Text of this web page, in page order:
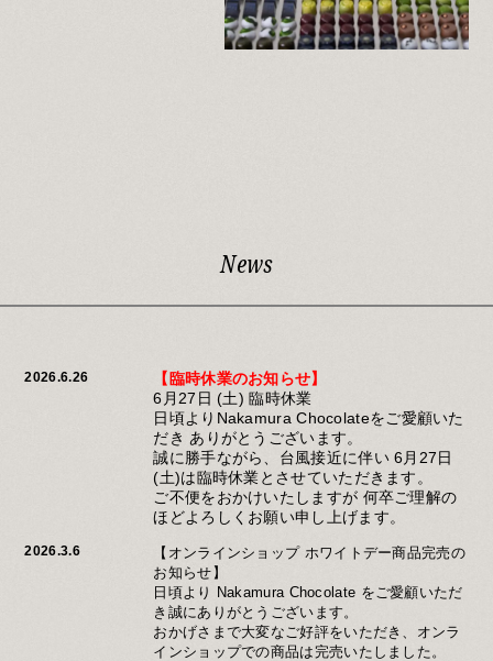
News
2026.6.26
【臨時休業のお知らせ】
6月27日 (土) 臨時休業
日頃よりNakamura Chocolateをご愛顧いた
だき ありがとうございます。
誠に勝手ながら、台風接近に伴い 6月27日
(土)は臨時休業とさせていただきます。
ご不便をおかけいたしますが 何卒ご理解の
ほどよろしくお願い申し上げます。
2026.3.6
【オンラインショップ ホワイトデー商品完売の
お知らせ】
日頃より Nakamura Chocolate をご愛顧いただ
き誠にありがとうございます。
おかげさまで大変なご好評をいただき、オンラ
インショップでの商品は完売いたしました。